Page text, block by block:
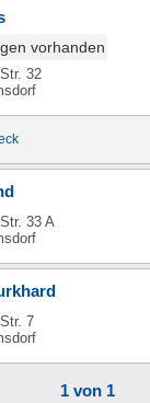
vorhanden
32
33 A
7
1 von 1